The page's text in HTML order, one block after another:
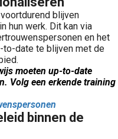
blijven
hun werk. Dit kan via
en het
to-date te blijven met de
moeten up-to-date
Volg een erkende training
binnen de